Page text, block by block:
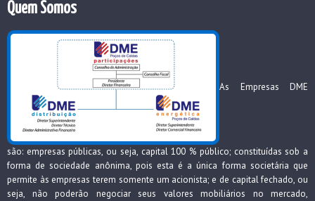
Quem Somos
As Empresas DME
são: empresas públicas, ou seja, capital 100 % público; constituídas sob a
forma de sociedade anônima, pois esta é a única forma societária que
permite às empresas terem somente um acionista; e de capital fechado, ou
seja, não poderão negociar seus valores mobiliários no mercado,